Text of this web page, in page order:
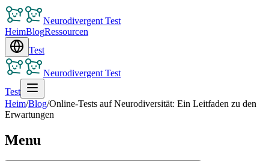
Neurodivergent Test
HeimBlogRessourcen
Test
Neurodivergent Test
Test
Heim/Blog/Online-Tests auf Neurodiversität: Ein Leitfaden zu den
Erwartungen
Menu